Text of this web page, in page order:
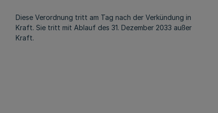
Diese Verordnung tritt am Tag nach der Verkündung in
Kraft. Sie tritt mit Ablauf des 31. Dezember 2033 außer
Kraft.